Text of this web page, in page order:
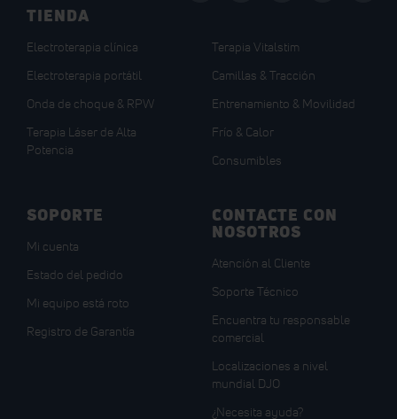
noticias:
TIENDA
Electroterapia clínica
Electroterapia portátil
Onda de choque & RPW
Terapia Láser de Alta
Potencia
Terapia Vitalstim
Camillas & Tracción
Entrenamiento & Movilidad
Frío & Calor
Consumibles
SOPORTE
Mi cuenta
Estado del pedido
Mi equipo está roto
Registro de Garantía
CONTACTE CON
NOSOTROS
Atención al Cliente
Soporte Técnico
Encuentra tu responsable
comercial
Localizaciones a nivel
mundial DJO
¿Necesita ayuda?